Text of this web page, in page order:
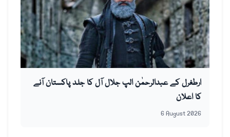
ارطغرل کے عبدالرحمٰن الپ جلال آل کا جلد پاکستان آنے
کا اعلان
6 August 2026